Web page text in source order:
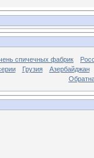
спичечных фабрик
Грузия
Азербайджан